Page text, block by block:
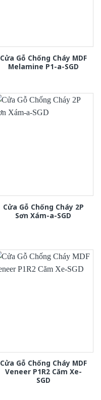
Cửa Gỗ Chống Cháy MDF
Melamine P1-a-SGD
Cửa Gỗ Chống Cháy 2P
Sơn Xám-a-SGD
Cửa Gỗ Chống Cháy MDF
Veneer P1R2 Căm Xe-
SGD